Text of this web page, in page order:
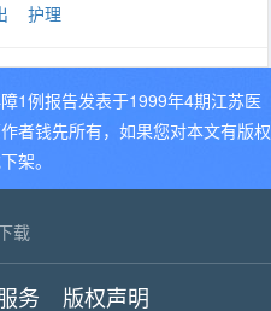
护理
1例报告发表于1999年4期江苏医
者钱先所有，如果您对本文有版权
架。
载
务 版权声明